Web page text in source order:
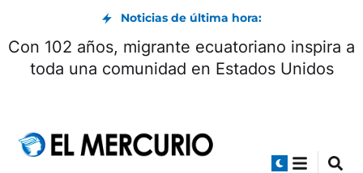
Noticias de última hora:
Con 102 años, migrante ecuatoriano inspira a
toda una comunidad en Estados Unidos